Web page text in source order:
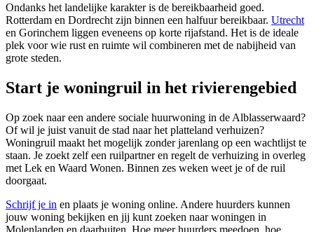
Ondanks het landelijke karakter is de bereikbaarheid goed.
Rotterdam en Dordrecht zijn binnen een halfuur bereikbaar. Utrecht
en Gorinchem liggen eveneens op korte rijafstand. Het is de ideale
plek voor wie rust en ruimte wil combineren met de nabijheid van
grote steden.
Start je woningruil in het rivierengebied
Op zoek naar een andere sociale huurwoning in de Alblasserwaard?
Of wil je juist vanuit de stad naar het platteland verhuizen?
Woningruil maakt het mogelijk zonder jarenlang op een wachtlijst te
staan. Je zoekt zelf een ruilpartner en regelt de verhuizing in overleg
met Lek en Waard Wonen. Binnen zes weken weet je of de ruil
doorgaat.
Schrijf je in en plaats je woning online. Andere huurders kunnen
jouw woning bekijken en jij kunt zoeken naar woningen in
Molenlanden en daarbuiten. Hoe meer huurders meedoen, hoe